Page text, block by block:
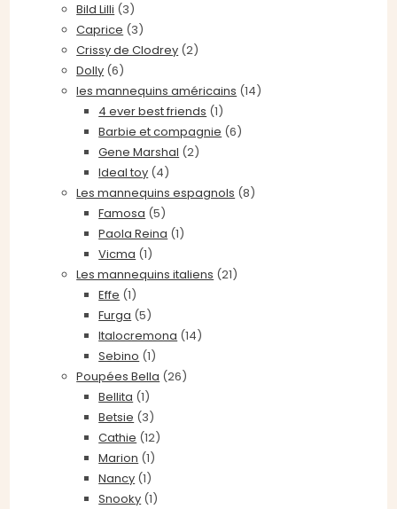
Bild Lilli (3)
Caprice (3)
Crissy de Clodrey (2)
Dolly (6)
les mannequins américains (14)
4 ever best friends (1)
Barbie et compagnie (6)
Gene Marshal (2)
Ideal toy (4)
Les mannequins espagnols (8)
Famosa (5)
Paola Reina (1)
Vicma (1)
Les mannequins italiens (21)
Effe (1)
Furga (5)
Italocremona (14)
Sebino (1)
Poupées Bella (26)
Bellita (1)
Betsie (3)
Cathie (12)
Marion (1)
Nancy (1)
Snooky (1)